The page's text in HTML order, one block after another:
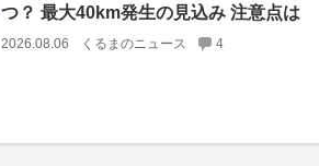
つ？ 最大40km発生の見込み 注意点は
2026.08.06 くるまのニュース 4